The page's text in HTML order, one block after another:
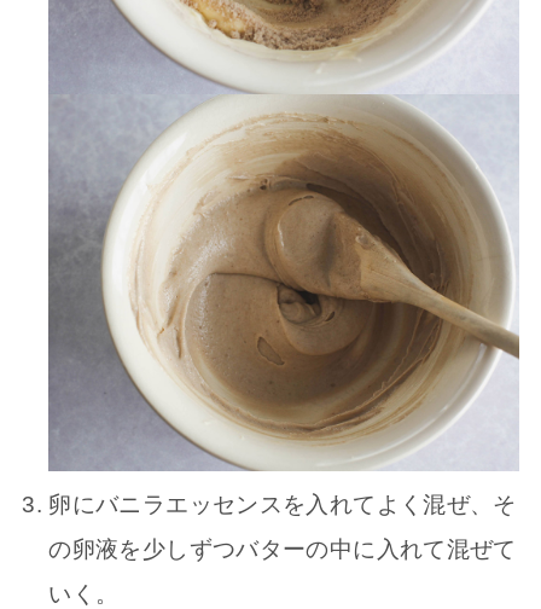
卵にバニラエッセンスを入れてよく混ぜ、そ
の卵液を少しずつバターの中に入れて混ぜて
いく。